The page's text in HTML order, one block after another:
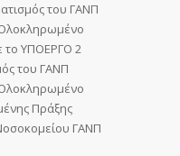
του ΓΑΝΠ
το ΥΠΟΕΡΓΟ 2
του ΓΑΝΠ
Πράξης
ΓΑΝΠ